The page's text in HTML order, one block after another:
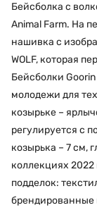
Бейсболка с
Animal Farm. На
нашивка с
WOLF, которая
Бейсболки
молодежи для
козырьке –
регулируется с
козырька – 7 см,
коллекциях
подделок: